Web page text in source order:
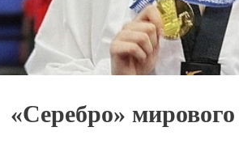
«Серебро»